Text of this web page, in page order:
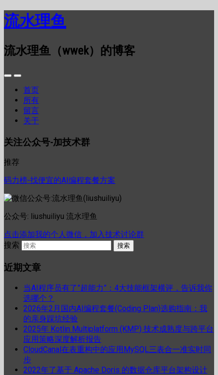
流水理鱼
流水理鱼（wwek）的博客
首页
所有
留言
关于
关注公众号-加技术群
推荐
码力榜-找便宜的AI编程套餐方案
公众号: liushuiliyu 流水理鱼
点击添加我的个人微信，加入技术讨论群
搜索
近期文章
当AI程序员有了”超能力”：4大技能框架横评，告诉我你
选哪个？
2026年2月国内AI编程套餐(Coding Plan)选购指南：我
的亲身踩坑经验
2025年 Kotlin Multiplatform (KMP) 技术成熟度与跨平台
应用策略深度解析报告
CloudCanal在表重构中的应用MySQL三表合一准实时同
步
2022年了基于 Apache Doris 的数据仓库平台架构设计